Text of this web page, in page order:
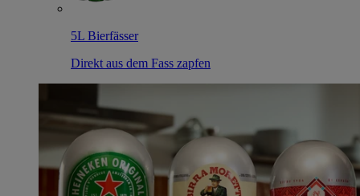
5L Bierfässer
Direkt aus dem Fass zapfen